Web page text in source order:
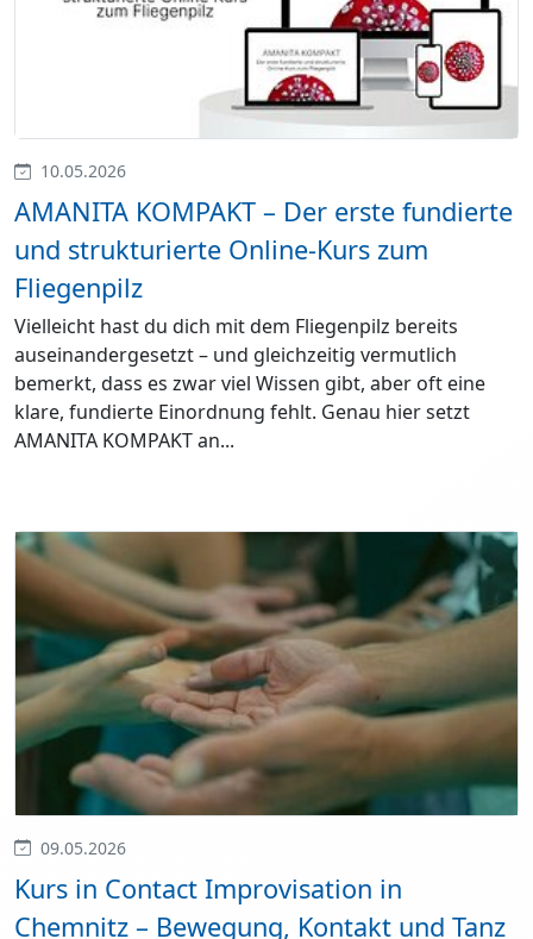
10.05.2026
AMANITA KOMPAKT – Der erste fundierte
und strukturierte Online-Kurs zum
Fliegenpilz
Vielleicht hast du dich mit dem Fliegenpilz bereits
auseinandergesetzt – und gleichzeitig vermutlich
bemerkt, dass es zwar viel Wissen gibt, aber oft eine
klare, fundierte Einordnung fehlt. Genau hier setzt
AMANITA KOMPAKT an...
09.05.2026
Kurs in Contact Improvisation in
Chemnitz – Bewegung, Kontakt und Tanz